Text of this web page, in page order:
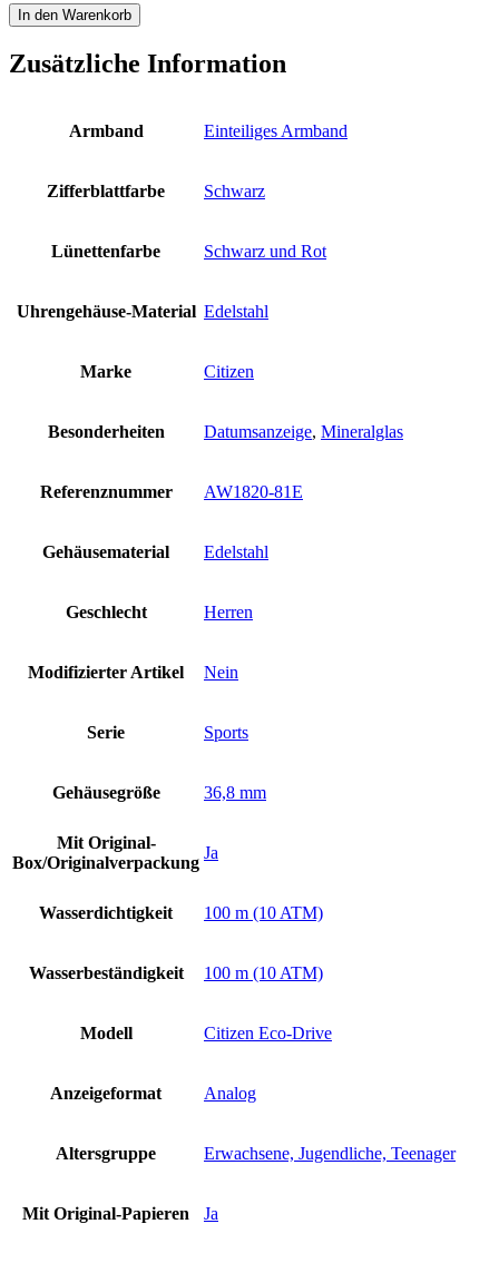
Citizen
Sports
AW1820-
81E
Herren
In den Warenkorb
Zusätzliche Information
Armband Einteiliges Armband
Zifferblattfarbe Schwarz
Lünettenfarbe Schwarz und Rot
Uhrengehäuse-Material Edelstahl
Marke Citizen
Besonderheiten Datumsanzeige, Mineralglas
Referenznummer AW1820-81E
Gehäusematerial Edelstahl
Geschlecht Herren
Modifizierter Artikel Nein
Serie Sports
Gehäusegröße 36,8 mm
Mit Original-
Box/Originalverpackung
Ja
Wasserdichtigkeit 100 m (10 ATM)
Wasserbeständigkeit 100 m (10 ATM)
Modell Citizen Eco-Drive
Anzeigeformat Analog
Altersgruppe Erwachsene, Jugendliche, Teenager
Mit Original-Papieren Ja